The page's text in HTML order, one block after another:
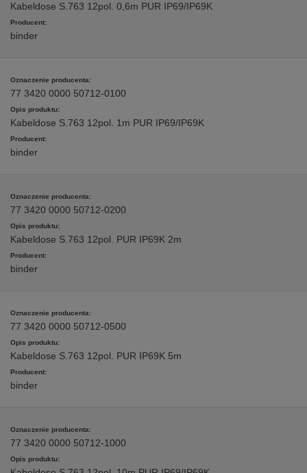
Kabeldose S.763 12pol. 0,6m PUR IP69/IP69K
binder
77 3420 0000 50712-0100
Kabeldose S.763 12pol. 1m PUR IP69/IP69K
binder
77 3420 0000 50712-0200
Kabeldose S.763 12pol. PUR IP69K 2m
binder
77 3420 0000 50712-0500
Kabeldose S.763 12pol. PUR IP69K 5m
binder
77 3420 0000 50712-1000